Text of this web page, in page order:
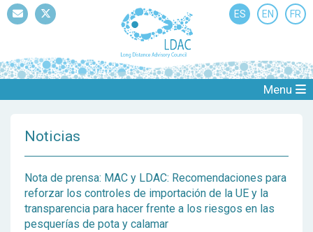
ES EN FR
Menu
Noticias
Nota de prensa: MAC y LDAC: Recomendaciones para
reforzar los controles de importación de la UE y la
transparencia para hacer frente a los riesgos en las
pesquerías de pota y calamar